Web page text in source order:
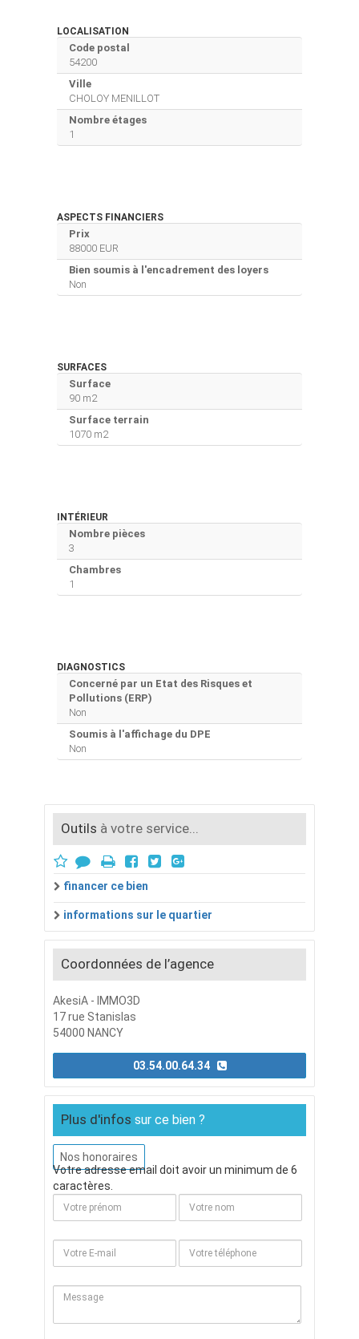
LOCALISATION
Code postal
54200
Ville
CHOLOY MENILLOT
Nombre étages
1
ASPECTS FINANCIERS
Prix
88000 EUR
Bien soumis à l'encadrement des loyers
Non
SURFACES
Surface
90 m2
Surface terrain
1070 m2
INTÉRIEUR
Nombre pièces
3
Chambres
1
DIAGNOSTICS
Concerné par un Etat des Risques et
Pollutions (ERP)
Non
Soumis à l'affichage du DPE
Non
Outils à votre service...
financer ce bien
informations sur le quartier
Coordonnées de l’agence
AkesiA - IMMO3D
17 rue Stanislas
54000 NANCY
Plus d'infos sur ce bien ?
Nos honoraires
Votre adresse email doit avoir un minimum de 6
caractères.